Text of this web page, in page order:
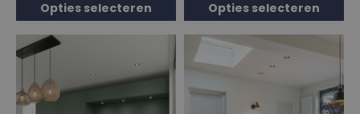
Opties selecteren Opties selecteren